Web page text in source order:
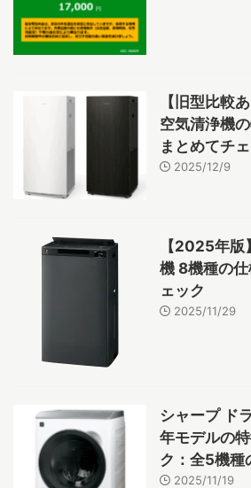
【旧型比較
空気清浄機
まとめてチ
2025/12/9
【2025年版
機 8機種の
ェック
2025/11/29
シャープ ド
年モデルの
ク：全5機種
2025/11/19